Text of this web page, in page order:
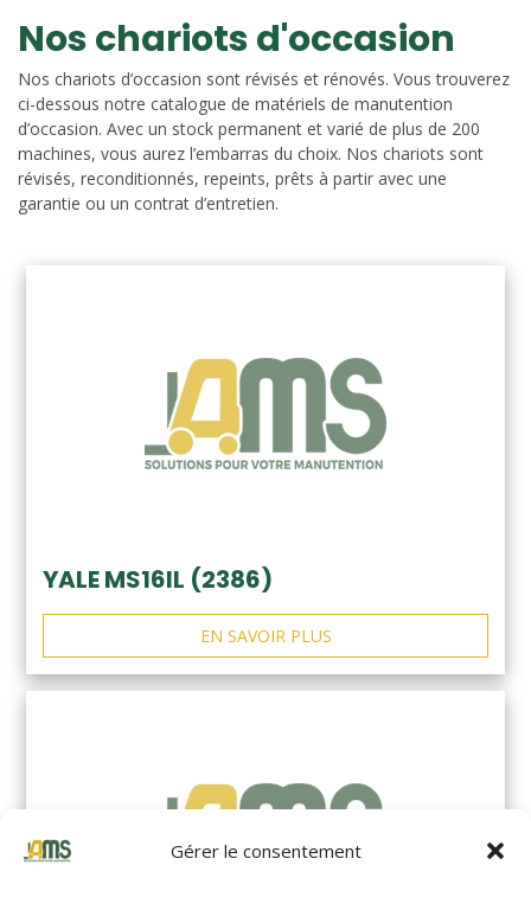
Gérer le consentement
Nos chariots d'occasion
Nos chariots d’occasion sont révisés et rénovés. Vous trouverez
ci-dessous notre catalogue de matériels de manutention
d’occasion. Avec un stock permanent et varié de plus de 200
machines, vous aurez l’embarras du choix. Nos chariots sont
révisés, reconditionnés, repeints, prêts à partir avec une
garantie ou un contrat d’entretien.
YALE MS16IL (2386)
EN SAVOIR PLUS